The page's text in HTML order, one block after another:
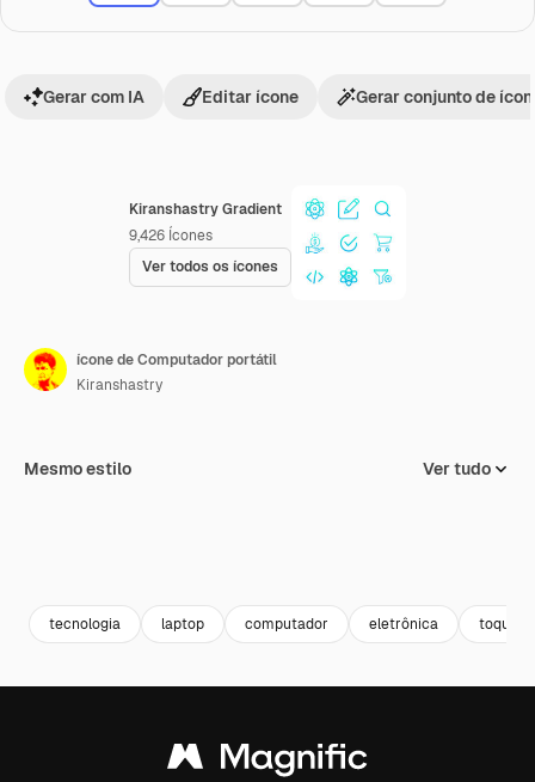
Kiranshastry Gradient
9,426 Ícones
Ver todos os ícones
Gerar com IA Editar ícone Gerar conjunto de
ícone de Computador portátil
Kiranshastry
Mesmo estilo Ver tudo
tecnologia laptop computador eletrônica toque